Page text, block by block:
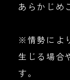
あらかじめ
※情勢によ
生じる場合
す。